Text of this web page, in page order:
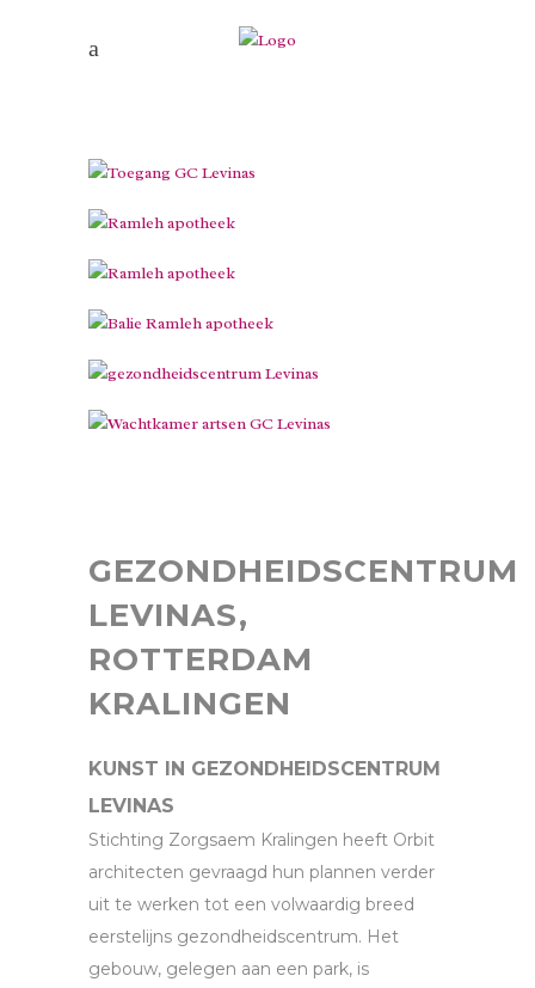
GEZONDHEIDSCENTRUM
LEVINAS,
ROTTERDAM
KRALINGEN
KUNST IN GEZONDHEIDSCENTRUM
LEVINAS
Stichting Zorgsaem Kralingen heeft Orbit
architecten gevraagd hun plannen verder
uit te werken tot een volwaardig breed
eerstelijns gezondheidscentrum. Het
gebouw, gelegen aan een park, is